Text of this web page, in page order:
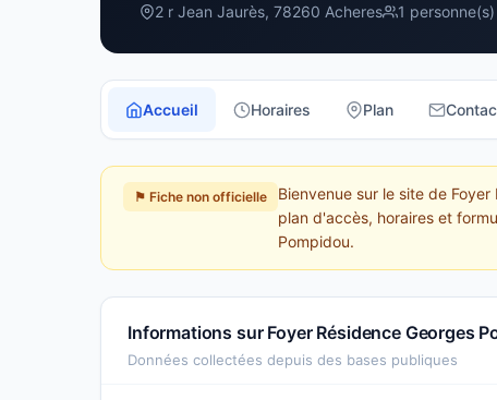
2 r Jean Jaurès, 78260 Acheres 1 personne(s)
Accueil Horaires Plan
⚑ Fiche non officielle
Bienvenue sur le site de
plan d'accès, horaires et
Pompidou.
Informations sur Foyer Résidence Georges
Données collectées depuis des bases publiques